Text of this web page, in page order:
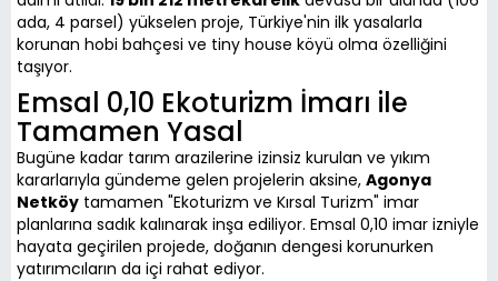
ada, 4 parsel) yükselen proje, Türkiye'nin ilk yasalarla
korunan hobi bahçesi ve tiny house köyü olma özelliğini
taşıyor.
Emsal 0,10 Ekoturizm İmarı ile
Tamamen Yasal
Bugüne kadar tarım arazilerine izinsiz kurulan ve yıkım
kararlarıyla gündeme gelen projelerin aksine, Agonya
Netköy tamamen "Ekoturizm ve Kırsal Turizm" imar
planlarına sadık kalınarak inşa ediliyor. Emsal 0,10 imar izniyle
hayata geçirilen projede, doğanın dengesi korunurken
yatırımcıların da içi rahat ediyor.